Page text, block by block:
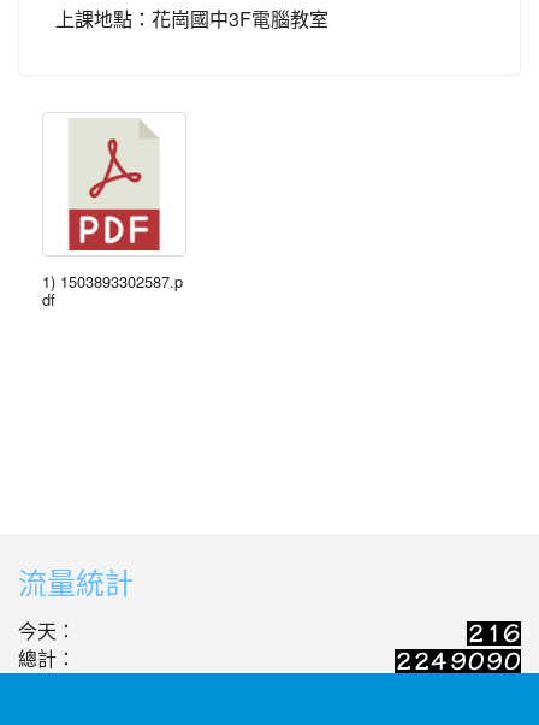
上課地點：花崗國中3F電腦教室
1) 1503893302587.p
df
流量統計
今天：
總計：